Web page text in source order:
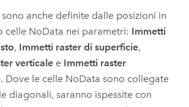
anche definite dalle posizioni in
celle NoData nei parametri: Immetti
, Immetti raster di superficie,
verticale e Immetti raster
. Dove le celle NoData sono collegate
diagonali, saranno ispessite con